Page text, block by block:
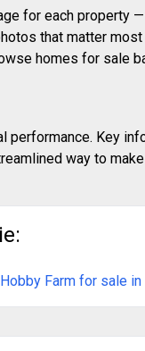
for each property
that matter
homes for sale
Key
way to
Hobby Farm for sale